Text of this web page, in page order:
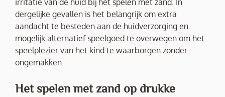
irritatie van de huid bij het spelen met zand. In
dergelijke gevallen is het belangrijk om extra
aandacht te besteden aan de huidverzorging en
mogelijk alternatief speelgoed te overwegen om het
speelplezier van het kind te waarborgen zonder
ongemakken.
Het spelen met zand op drukke